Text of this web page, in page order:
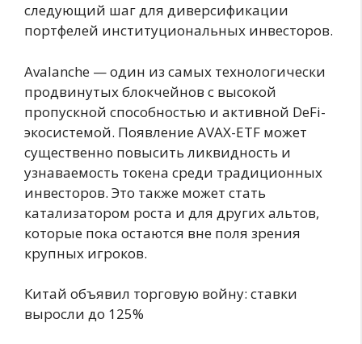
следующий шаг для диверсификации
портфелей институциональных инвесторов.
Avalanche — один из самых технологически
продвинутых блокчейнов с высокой
пропускной способностью и активной DeFi-
экосистемой. Появление AVAX-ETF может
существенно повысить ликвидность и
узнаваемость токена среди традиционных
инвесторов. Это также может стать
катализатором роста и для других альтов,
которые пока остаются вне поля зрения
крупных игроков.
Китай объявил торговую войну: ставки
выросли до 125%